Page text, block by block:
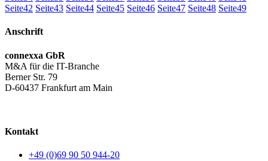
Seite42 Seite43 Seite44 Seite45 Seite46 Seite47 Seite48 Seite49
Anschrift
connexxa GbR
M&A für die IT-Branche
Berner Str. 79
D-60437 Frankfurt am Main
Kontakt
+49 (0)69 90 50 944-20